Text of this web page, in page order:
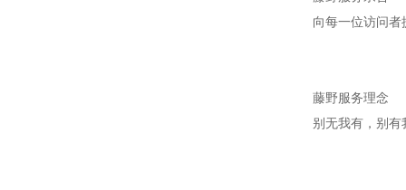
向每一位访问
藤野服务理念
别无我有，别